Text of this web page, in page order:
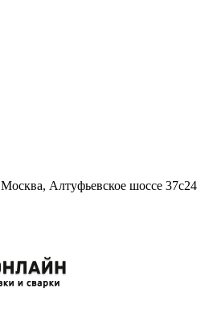
Москва, Алтуфьевское шоссе 37с24